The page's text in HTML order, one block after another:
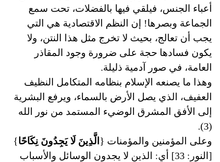
أعباء الجنس، فيلقي فيها بالفضلات، تحت سمع
الجماعة وبصرها! إن النظم الاقتصادية هي التي
يجب أن تعالج، بحيث لا تخرج مثل هذا النتن، ولا
يكون فسادها حجة على ضرورة وجود المقاذر
العامة، في صور آدمية ذليلة.
وهذا ما يصنعه الإسلام بنظامه المتكامل النظيف
العفيف، الذي يصل الأرض بالسماء، ويرفع البشرية
إلى الأفق المشرق الوضيء المستمد من نور الله
(3).
وعلى المؤمنين والمؤمنات { الَّذِينَ لَا يَجِدُونَ نِكَاحًا}
[النور: 33] أي: الذين لا يجدون الوسائل والأسباب